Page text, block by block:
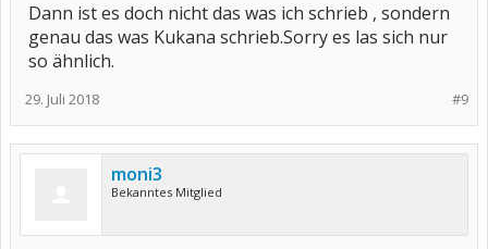
Dann ist es doch nicht das was ich schrieb , sondern
genau das was Kukana schrieb.Sorry es las sich nur
so ähnlich.
#9
29. Juli 2018
moni3
Bekanntes Mitglied